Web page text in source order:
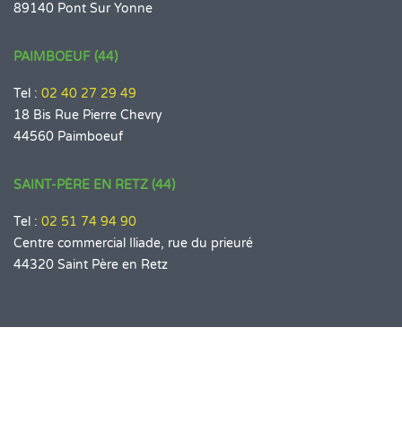
89140 Pont Sur Yonne
PAIMBOEUF (44)
Tel : 02 40 27 29 49
18 Bis Rue Pierre Chevry
44560 Paimboeuf
SAINT-PÈRE EN RETZ (44)
Tel : 02 51 74 94 90
Centre commercial Iliade, rue du prieuré
44320 Saint Père en Retz